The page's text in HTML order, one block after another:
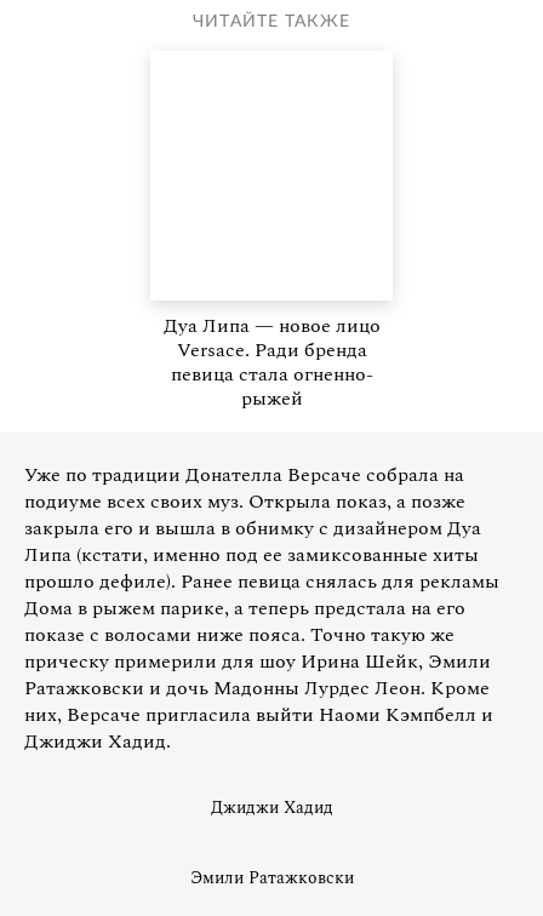
ЧИТАЙТЕ ТАКЖЕ
Дуа Липа — новое лицо
Versace. Ради бренда
певица стала огненно-
рыжей
Уже по традиции Донателла Версаче собрала на
подиуме всех своих муз. Открыла показ, а позже
закрыла его и вышла в обнимку с дизайнером Дуа
Липа (кстати, именно под ее замиксованные хиты
прошло дефиле). Ранее певица снялась для рекламы
Дома в рыжем парике, а теперь предстала на его
показе с волосами ниже пояса. Точно такую же
прическу примерили для шоу Ирина Шейк, Эмили
Ратажковски и дочь Мадонны Лурдес Леон. Кроме
них, Версаче пригласила выйти Наоми Кэмпбелл и
Джиджи Хадид.
Джиджи Хадид
Эмили Ратажковски